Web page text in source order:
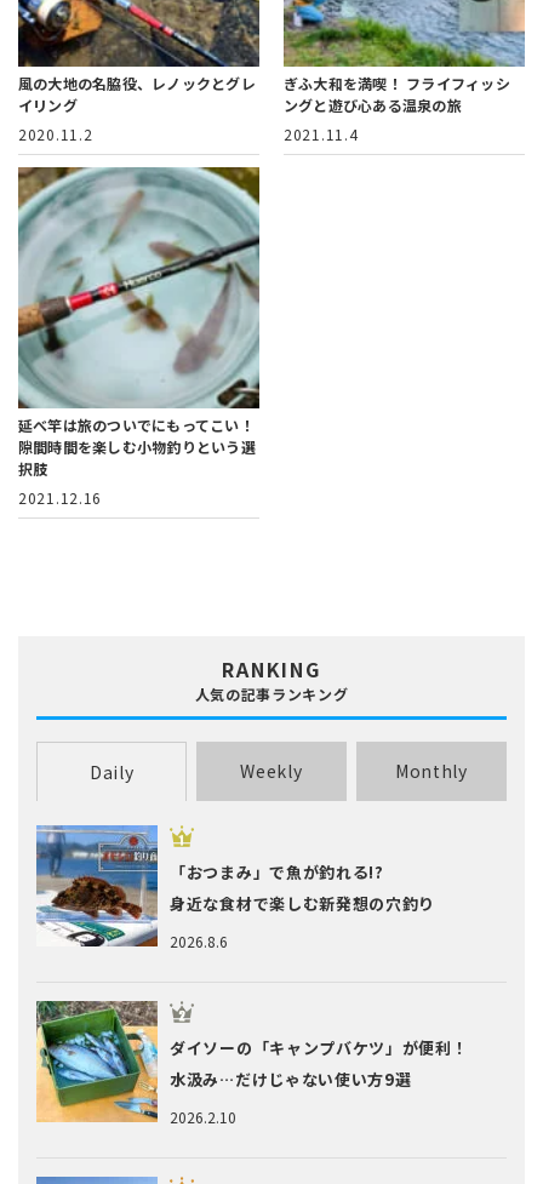
風の大地の名脇役、レノックとグレ
イリング
2020.11.2
ぎふ大和を満喫！ フライフィッシ
ングと遊び心ある温泉の旅
2021.11.4
延べ竿は旅のついでにもってこい！
隙間時間を楽しむ小物釣りという選
択肢
2021.12.16
RANKING
人気の記事ランキング
Daily Weekly Monthly
2026.8.6
「おつまみ」で魚が釣れる!?
身近な食材で楽しむ新発想の穴釣り
2026.2.10
ダイソーの「キャンプバケツ」が便利！
水汲み…だけじゃない使い方9選